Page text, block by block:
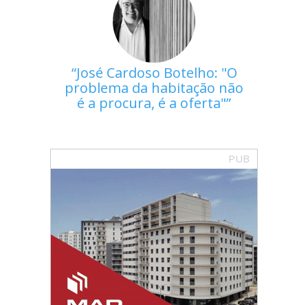
José Cardoso Botelho: "O
problema da habitação não
é a procura, é a oferta"
PUB